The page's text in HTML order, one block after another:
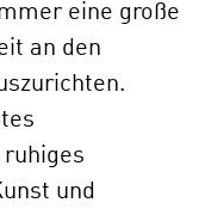
eine große
an den
und